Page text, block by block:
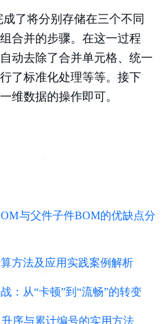
了将分别存储在三个不同
合并的步骤。在这一过程
动去除了合并单元格、统一
了标准化处理等等。接下
维数据的操作即可。
与父件子件BOM的优缺点分
方法及应用实践案例解析
：从“卡顿”到“流畅”的转变
序与累计编号的实用方法